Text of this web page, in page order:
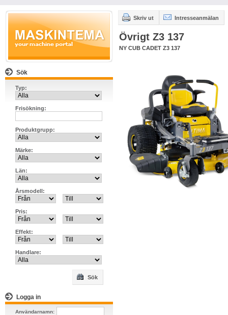
Sök
Typ:
Frisökning:
Produktgrupp:
Märke:
Län:
Årsmodell:
Pris:
Effekt:
Handlare:
Sök
Logga in
Användarnamn:
Skriv ut Intresseanmälan
Övrigt Z3 137
NY CUB CADET Z3 137